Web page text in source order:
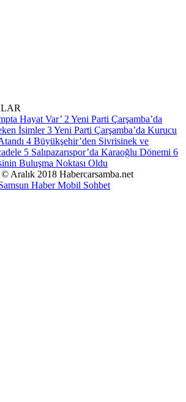
Hayat Var’ 2 Yeni Parti Çarşamba’da
İsimler 3Yeni Parti Çarşamba’da Kurucu
4 Büyükşehir’den Sivrisinek ve
5 Salıpazarıspor’da Karaoğlu Dönemi 6
Buluşma Noktası Oldu
© Aralık 2018 Habercarsamba.net
HaberMobil Sohbet